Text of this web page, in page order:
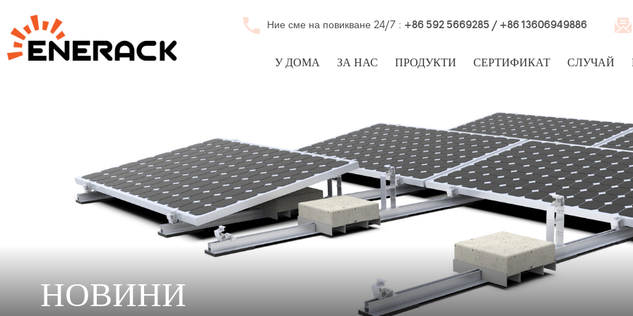
Ние сме на повикване 24/7 : +86 592 5669285 / +86 13606949886
У ДОМА ЗА НАС ПРОДУКТИ СЕРТИФИКАТ СЛУЧАЙ
НОВИНИ